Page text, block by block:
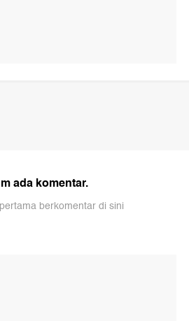
ada komentar.
berkomentar di sini